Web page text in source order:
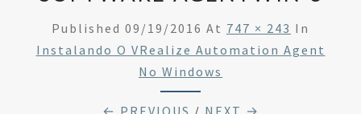
Published 09/19/2016 At 747 × 243 In
Instalando O VRealize Automation Agent
No Windows
← PREVIOUS / NEXT →